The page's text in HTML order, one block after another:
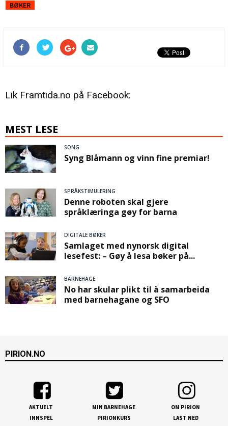
BØKER
Lik Framtida.no på Facebook:
MEST LESE
SONG
Syng Blåmann og vinn fine premiar!
SPRÅKSTIMULERING
Denne roboten skal gjere
språklæringa gøy for barna
DIGITALE BØKER
Samlaget med nynorsk digital
lesefest: – Gøy å lesa bøker på...
BARNEHAGE
No har skular plikt til å samarbeida
med barnehagane og SFO
PIRION.NO
AKTUELT
INNSPEL
MIN BARNEHAGE
PIRIONKURS
OM PIRION
LAST NED